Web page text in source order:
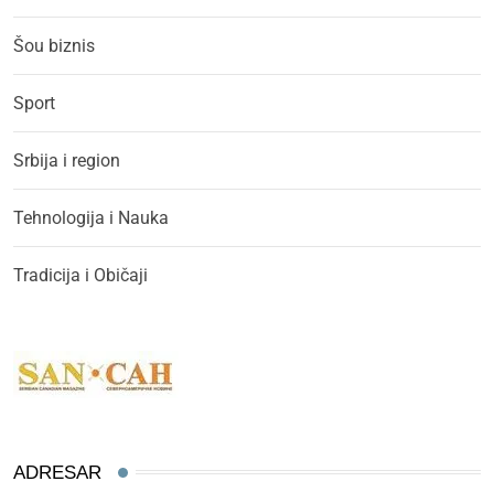
Šou biznis
Sport
Srbija i region
Tehnologija i Nauka
Tradicija i Običaji
ADRESAR